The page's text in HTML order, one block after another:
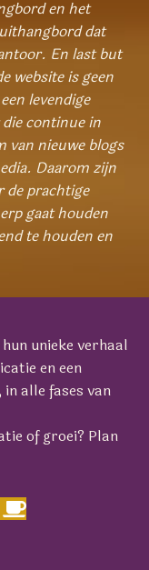
en het
dat
En last but
website is geen
levendige
continue in
van nieuwe blogs
Daarom zijn
de prachtige
gaat houden
te houden en
unieke verhaal
en een
alle fases van
of groei? Plan